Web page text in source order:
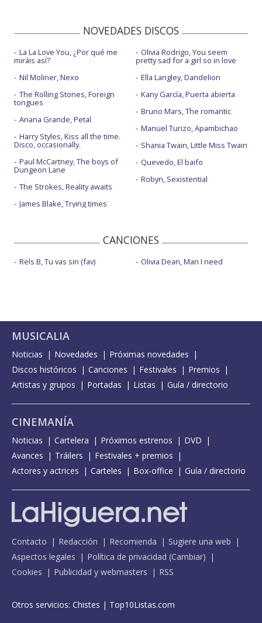
NOVEDADES DISCOS
La La Love You, ¿Por qué me
miráis así?
Nil Moliner, Nexo
The Rolling Stones, Foreign
tongues
Ariana Grande, Petal
Harry Styles, Kiss all the time.
Disco, occasionally.
Paul McCartney, The boys of
Dungeon Lane
The Strokes, Reality awaits
James Blake, Trying times
Olivia Rodrigo, You seem
pretty sad for a girl so in love
Ella Langley, Dandelion
Kany García, Puerta abierta
Bruno Mars, The romantic
Manuel Turizo, Apambichao
Shania Twain, Little Miss Twain
Quevedo, El baifo
Robyn, Sexistential
CANCIONES
Rels B, Tu vas sin (fav) Olivia Dean, Man I need
MUSICALIA
Noticias Novedades
Próximas novedades
Discos históricos
Canciones Festivales
Premios
Artistas y grupos
Portadas Listas Guía / directorio
CINEMANÍA
Noticias Cartelera Próximos estrenos
DVD
Avances
Tráilers
Festivales + premios
Actores y actrices
Carteles Box-office Guía / directorio
Contacto Redacción Recomienda
Sugiere una web
Aspectos legales
Política de privacidad (Cambiar)
Cookies
Publicidad y webmasters RSS
Otros servicios: Chistes | Top10Listas.com